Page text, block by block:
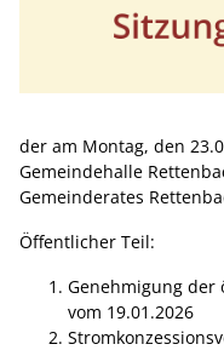
der am Montag, den
Gemeindehalle
Gemeinderates
Öffentlicher Teil:
Genehmigung
vom 19.01.2026